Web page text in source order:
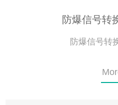
防爆信号转
防爆信号转